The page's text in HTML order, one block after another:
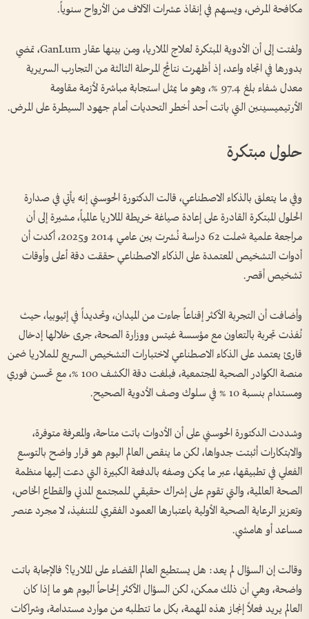
مكافحة المرض، ويسهم في إنقاذ عشرات الآلاف من الأرواح سنوياً.
ولفتت إلى أن الأدوية المبتكرة لعلاج الملاريا، ومن بينها عقار GanLum، تمضي
بدورها في اتجاه واعد، إذ أظهرت نتائج المرحلة الثالثة من التجارب السريرية
معدل شفاء بلغ 97.4 %، وهو ما يمثل استجابة مباشرة لأزمة مقاومة
الأرتيميسينين التي باتت أحد أخطر التحديات أمام جهود السيطرة على المرض.
حلول مبتكرة
وفي ما يتعلق بالذكاء الاصطناعي، قالت الدكتورة الحوسني إنه يأتي في صدارة
الحلول المبتكرة القادرة على إعادة صياغة خريطة الملاريا عالمياً، مشيرة إلى أن
مراجعة علمية شملت 62 دراسة نُشرت بين عامي 2014 و2025، أكدت أن
أدوات التشخيص المعتمدة على الذكاء الاصطناعي حققت دقة أعلى وأوقات
تشخيص أقصر.
وأضافت أن التجربة الأكثر إقناعاً جاءت من الميدان، وتحديداً في إثيوبيا، حيث
نُفذت تجربة بالتعاون مع مؤسسة غيتس ووزارة الصحة، جرى خلالها إدخال
قارئ يعتمد على الذكاء الاصطناعي لاختبارات التشخيص السريع للملاريا ضمن
منصة الكوادر الصحية المجتمعية، فبلغت دقة الكشف 100 %، مع تحسن فوري
ومستدام بنسبة 10 % في سلوك وصف الأدوية الصحيح.
وشددت الدكتورة الحوسني على أن الأدوات باتت متاحة، والمعرفة متوفرة،
والابتكارات أثبتت جدواها، لكن ما ينقص العالم اليوم هو قرار واضح بالتوسع
الفعلي في تطبيقها، عبر ما يمكن وصفه بالدفعة الكبيرة التي دعت إليها منظمة
الصحة العالمية، والتي تقوم على إشراك حقيقي للمجتمع المدني والقطاع الخاص،
وتعزيز الرعاية الصحية الأولية باعتبارها العمود الفقري للتنفيذ، لا مجرد عنصر
مساعد أو هامشي.
وقالت إن السؤال لم يعد: هل يستطيع العالم القضاء على الملاريا؟ فالإجابة باتت
واضحة، وهي أن ذلك ممكن، لكن السؤال الأكثر إلحاحاً اليوم هو ما إذا كان
العالم يريد فعلاً إنجاز هذه المهمة، بكل ما تتطلبه من موارد مستدامة، وشراكات